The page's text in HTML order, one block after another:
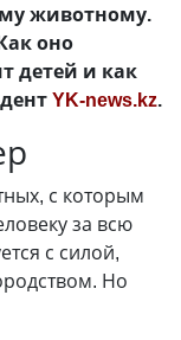
животному.
оно
детей и как
YK-news.kz.
с которым
за всю
с силой,
Но